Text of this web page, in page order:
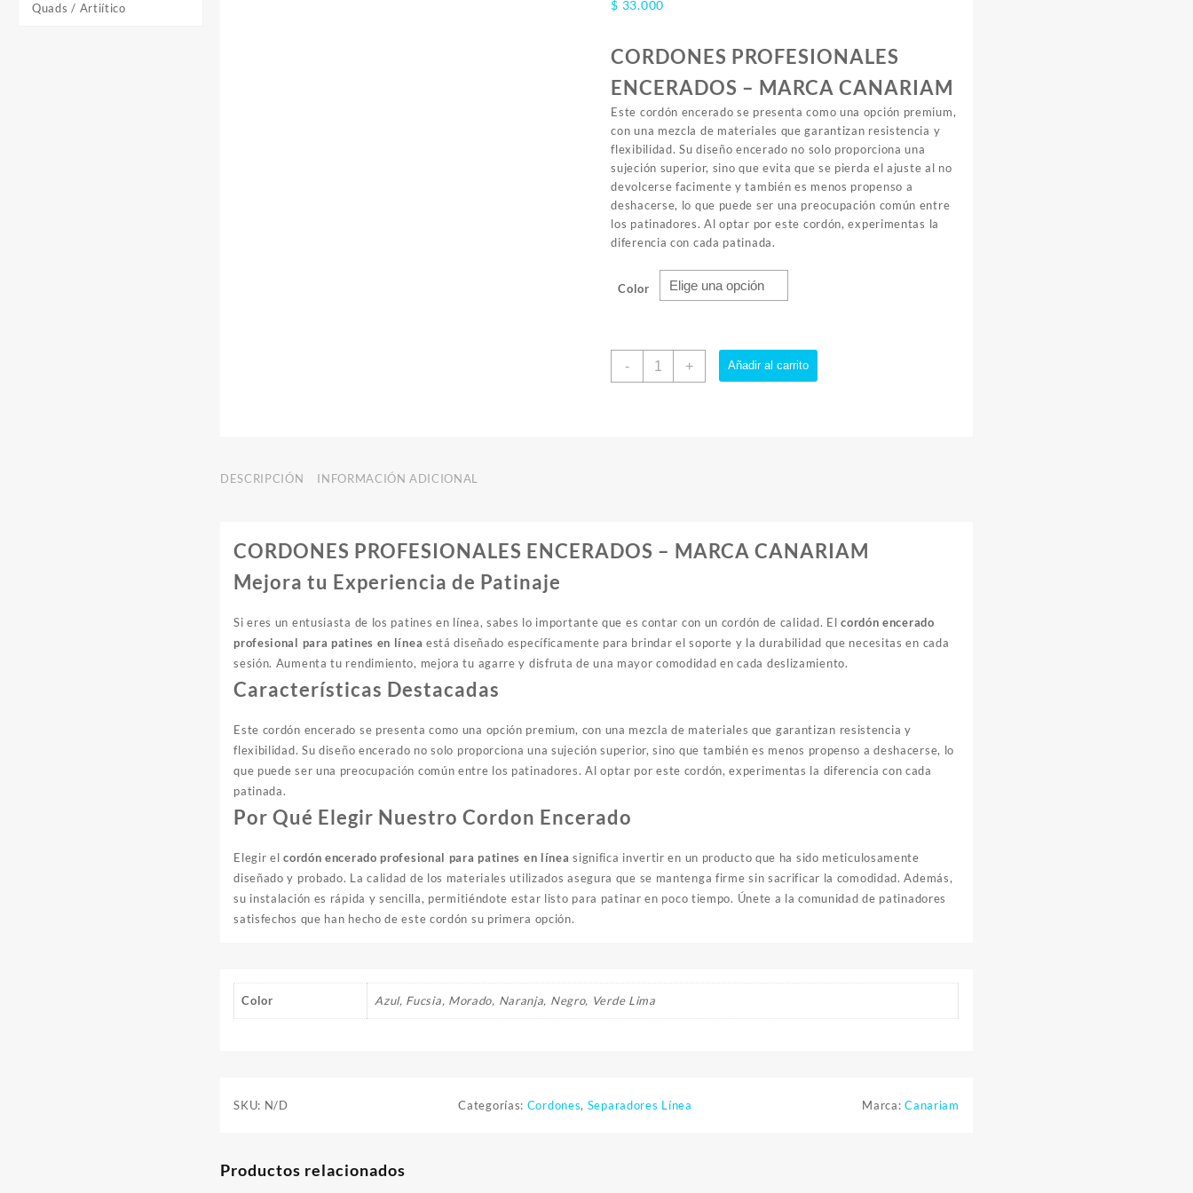
Quads / Artiítico $ 33.000
CORDONES PROFESIONALES
ENCERADOS – MARCA CANARIAM
Este cordón encerado se presenta como una opción premium,
con una mezcla de materiales que garantizan resistencia y
flexibilidad. Su diseño encerado no solo proporciona una
sujeción superior, sino que evita que se pierda el ajuste al no
devolcerse facimente y también es menos propenso a
deshacerse, lo que puede ser una preocupación común entre
los patinadores. Al optar por este cordón, experimentas la
diferencia con cada patinada.
Color
-
Cordón
+ Añadir al carrito
DESCRIPCIÓN INFORMACIÓN ADICIONAL
CORDONES PROFESIONALES ENCERADOS – MARCA CANARIAM
Mejora tu Experiencia de Patinaje
Si eres un entusiasta de los patines en línea, sabes lo importante que es contar con un cordón de calidad. Elcordón encerado
profesional para patines en línea está diseñado específicamente para brindar el soporte y la durabilidad que necesitas en cada
sesión. Aumenta tu rendimiento, mejora tu agarre y disfruta de una mayor comodidad en cada deslizamiento.
Características Destacadas
Este cordón encerado se presenta como una opción premium, con una mezcla de materiales que garantizan resistencia y
flexibilidad. Su diseño encerado no solo proporciona una sujeción superior, sino que también es menos propenso a deshacerse, lo
que puede ser una preocupación común entre los patinadores. Al optar por este cordón, experimentas la diferencia con cada
patinada.
Por Qué Elegir Nuestro Cordon Encerado
Elegir elcordón encerado profesional para patines en línea significa invertir en un producto que ha sido meticulosamente
diseñado y probado. La calidad de los materiales utilizados asegura que se mantenga firme sin sacrificar la comodidad. Además,
su instalación es rápida y sencilla, permitiéndote estar listo para patinar en poco tiempo. Únete a la comunidad de patinadores
satisfechos que han hecho de este cordón su primera opción.
Color Azul, Fucsia, Morado, Naranja, Negro, Verde Lima
SKU: N/D Categorías: Cordones, Separadores Línea Marca:Canariam
Productos relacionados